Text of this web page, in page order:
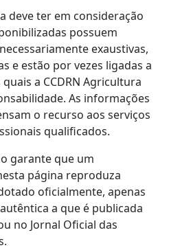
deve ter em consideração
possuem
exaustivas,
e estão por vezes ligadas a
a CCDRN Agricultura
As informações
o recurso aos serviços
qualificados.
garante que um
página reproduza
oficialmente, apenas
a que é publicada
no Jornal Oficial das